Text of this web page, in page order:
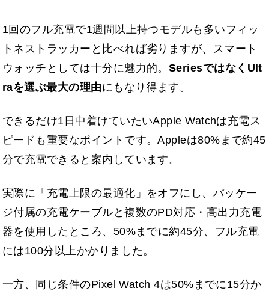
1回のフル充電で1週間以上持つモデルも多いフィッ
トネストラッカーと比べれば劣りますが、スマート
ウォッチとしては十分に魅力的。 SeriesではなくUlt
raを選ぶ最大の理由にもなり得ます。
できるだけ1日中着けていたいApple Watchは充電ス
ピードも重要なポイントです。Appleは80%まで約45
分で充電できると案内しています。
実際に「充電上限の最適化」をオフにし、パッケー
ジ付属の充電ケーブルと複数のPD対応・高出力充電
器を使用したところ、50%までに約45分、フル充電
には100分以上かかりました。
一方、同じ条件のPixel Watch 4は50%までに15分か